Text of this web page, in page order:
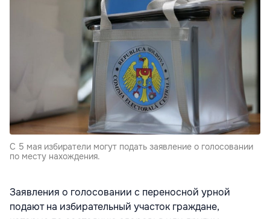
С 5 мая избиратели могут подать заявление о голосовании
по месту нахождения.
Заявления о голосовании с переносной урной
подают на избирательный участок граждане,